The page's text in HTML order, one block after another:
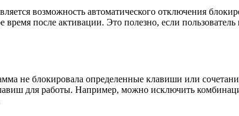
возможность автоматического отключения
время после активации. Это полезно, если
не блокировала определенные клавиши или
для работы. Например, можно исключить